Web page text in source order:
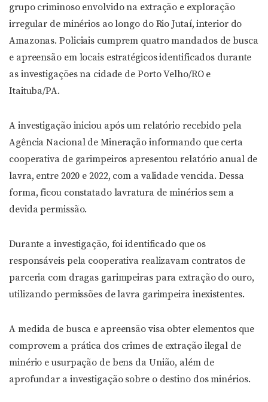
grupo criminoso envolvido na extração e exploração
irregular de minérios ao longo do Rio Jutaí, interior do
Amazonas. Policiais cumprem quatro mandados de busca
e apreensão em locais estratégicos identificados durante
as investigações na cidade de Porto Velho/RO e
Itaituba/PA.
A investigação iniciou após um relatório recebido pela
Agência Nacional de Mineração informando que certa
cooperativa de garimpeiros apresentou relatório anual de
lavra, entre 2020 e 2022, com a validade vencida. Dessa
forma, ficou constatado lavratura de minérios sem a
devida permissão.
Durante a investigação, foi identificado que os
responsáveis pela cooperativa realizavam contratos de
parceria com dragas garimpeiras para extração do ouro,
utilizando permissões de lavra garimpeira inexistentes.
A medida de busca e apreensão visa obter elementos que
comprovem a prática dos crimes de extração ilegal de
minério e usurpação de bens da União, além de
aprofundar a investigação sobre o destino dos minérios.